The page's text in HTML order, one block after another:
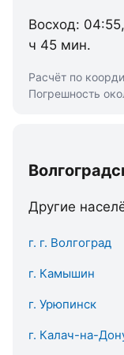
Восход:
ч 45 мин.
Расчёт по
Погрешность
Другие
г. г. Волгоград
г. Камышин
г. Урюпинск
г. Калач-на-